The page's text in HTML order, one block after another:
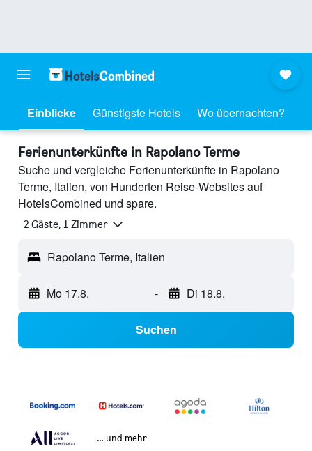
Einblicke Günstigste Hotels Wo übernachten?
Ferienunterkünfte in Rapolano Terme
Suche und vergleiche Ferienunterkünfte in Rapolano
Terme, Italien, von Hunderten Reise-Websites auf
HotelsCombined und spare.
2 Gäste, 1 Zimmer
Rapolano Terme, Italien
Mo 17.8. - Di 18.8.
Suchen
… und mehr